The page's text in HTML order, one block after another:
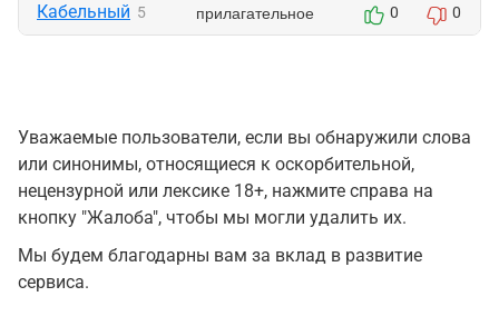
Кабельный 5 прилагательное 0 0
Уважаемые пользователи, если вы обнаружили слова
или синонимы, относящиеся к оскорбительной,
нецензурной или лексике 18+, нажмите справа на
кнопку "Жалоба", чтобы мы могли удалить их.
Мы будем благодарны вам за вклад в развитие
сервиса.